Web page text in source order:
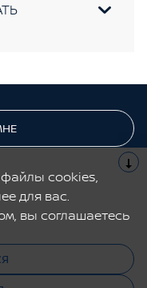
исключительно
исчерпывающими.
cookies,
для вас.
вы соглашаетесь